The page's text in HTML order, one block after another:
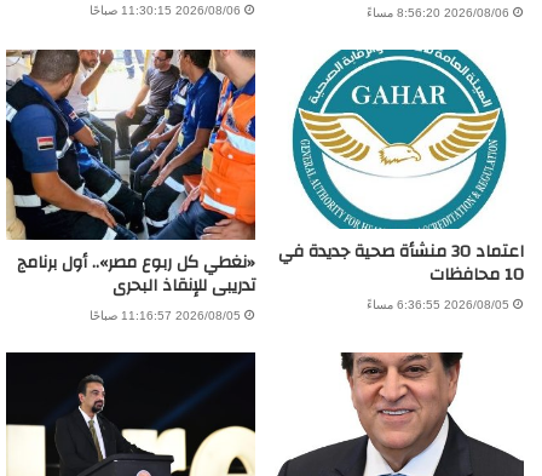
2026/08/06 8:56:20 مساءً 2026/08/06 11:30:15 صباحًا
اعتماد 30 منشأة صحية جديدة في
10 محافظات
2026/08/05 6:36:55 مساءً
«نغطي كل ربوع مصر».. أول برنامج
تدريبى للإنقاذ البحرى
2026/08/05 11:16:57 صباحًا